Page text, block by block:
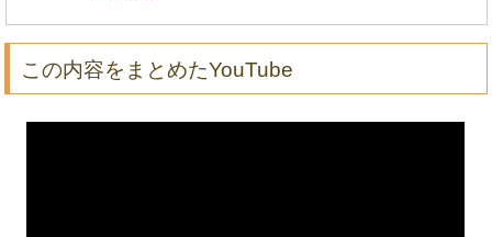
この内容をまとめたYouTube